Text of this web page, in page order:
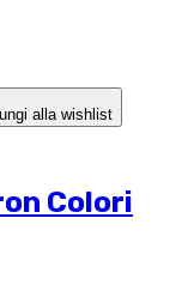
alla wishlist
Colori